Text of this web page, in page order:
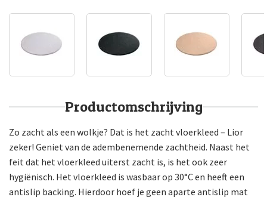
Productomschrijving
Zo zacht als een wolkje? Dat is het zacht vloerkleed – Lior
zeker! Geniet van de adembenemende zachtheid. Naast het
feit dat het vloerkleed uiterst zacht is, is het ook zeer
hygiënisch. Het vloerkleed is wasbaar op 30°C en heeft een
antislip backing. Hierdoor hoef je geen aparte antislip mat